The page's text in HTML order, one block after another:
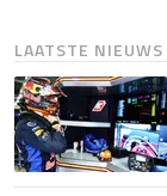
LAATSTE NIEUWS